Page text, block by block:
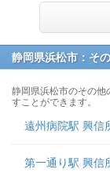
静岡県浜松市：そ
静岡県浜松市のその他
すことができます。
遠州病院駅 興信
第一通り駅 興信